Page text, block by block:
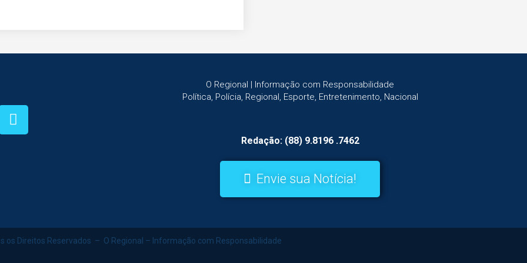
O Regional | Informação com Responsabilidade
Política, Polícia, Regional, Esporte, Entretenimento, Nacional
Redação: (88) 9.8196 .7462
Envie sua Notícia!
os Direitos Reservados – O Regional – Informação com Responsabilidade